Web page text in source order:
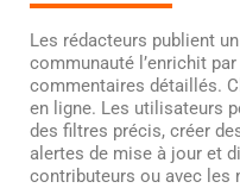
Les rédacteurs publient
communauté l’enrichit
commentaires détaillés.
en ligne. Les utilisateurs
des filtres précis, créer
alertes de mise à jour et
contributeurs ou avec les